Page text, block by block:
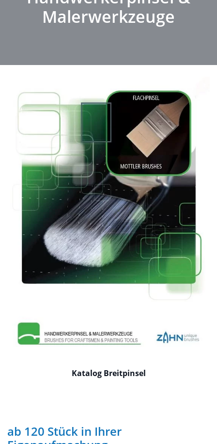
Malerwerkzeuge
Katalog Breitpinsel
ab 120 Stück in Ihrer